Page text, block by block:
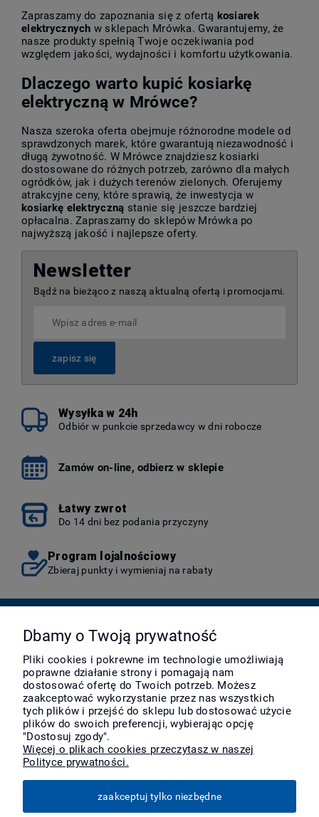
Zapraszamy do zapoznania się z ofertą kosiarek
elektrycznych w sklepach Mrówka. Gwarantujemy, że
nasze produkty spełnią Twoje oczekiwania pod
względem jakości, wydajności i komfortu użytkowania.
Dlaczego warto kupić kosiarkę
elektryczną w Mrówce?
Nasza szeroka oferta obejmuje różnorodne modele od
sprawdzonych marek, które gwarantują niezawodność i
długą żywotność. W Mrówce znajdziesz kosiarki
dostosowane do różnych potrzeb, zarówno dla małych
ogródków, jak i dużych terenów zielonych. Oferujemy
atrakcyjne ceny, które sprawią, że inwestycja w
kosiarkę elektryczną stanie się jeszcze bardziej
opłacalna. Zapraszamy do sklepów Mrówka po
najwyższą jakość i najlepsze oferty.
Newsletter
Bądź na bieżąco z naszą aktualną ofertą i promocjami.
zapisz się
Wysyłka w 24h
Odbiór w punkcie sprzedawcy w dni robocze
Zamów on-line, odbierz w sklepie
Łatwy zwrot
Do 14 dni bez podania przyczyny
Program lojalnościowy
Zbieraj punkty i wymieniaj na rabaty
Pomoc
Moje konto
Płatności i dostawa
O nas
Dbamy o Twoją prywatność
Pliki cookies i pokrewne im technologie umożliwiają
poprawne działanie strony i pomagają nam
dostosować ofertę do Twoich potrzeb. Możesz
zaakceptować wykorzystanie przez nas wszystkich
tych plików i przejść do sklepu lub dostosować użycie
plików do swoich preferencji, wybierając opcję
"Dostosuj zgody".
Więcej o plikach cookies przeczytasz w naszej
Polityce prywatności.
zaakceptuj tylko niezbędne